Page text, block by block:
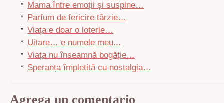
Mama între emoții și suspine…
Parfum de fericire târzie…
Viața e doar o loterie…
Uitare… e numele meu...
Viața nu înseamnă bogăție…
Speranța împletită cu nostalgia…
Agrega un comentario